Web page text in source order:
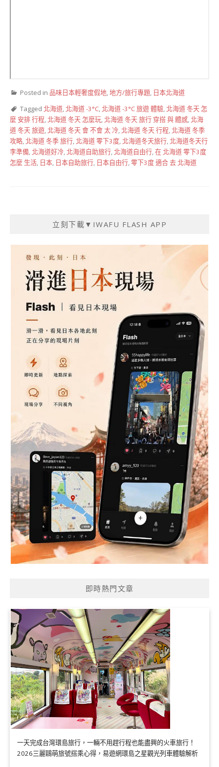
Posted in 品味日本輕奢度假地,地方/旅行專題, 日本北海道
Tagged 北海道,北海道 -3°C,北海道 -3°C 旅遊 體驗,北海道 冬天 怎
麼 安排 行程,北海道 冬天 怎麼玩,北海道 冬天 旅行 穿搭 與 體感,北海
道 冬天 旅遊,北海道 冬天 會 不會 太 冷,北海道 冬天 行程,北海道 冬季
攻略,北海道 冬季 旅行,北海道 零下3度,北海道冬天旅行,北海道冬天行
李準備,北海道好冷,北海道自助旅行,北海道自由行,在 北海道 零下3度
怎麼 生活, 日本, 日本自助旅行, 日本自由行,零下3度 適合 去 北海道
立刻下載▼IWAFU FLASH APP
即時熱門文章
一天完成台灣環島旅行，一輛不用趕行程也能盡興的火車旅行！
2026三麗鷗萌旅號搭乘心得，易遊網環島之星觀光列車體驗解析